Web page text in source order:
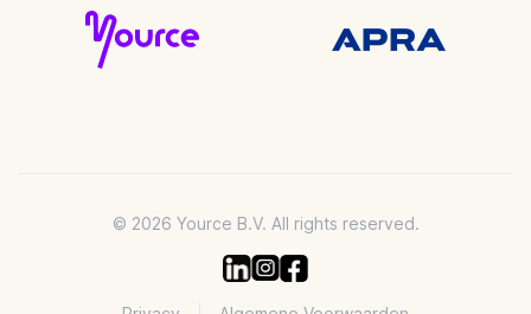
© 2026 Yource B.V. All rights reserved.